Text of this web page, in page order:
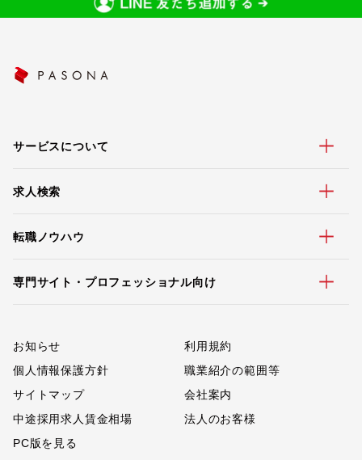
サービスについて
求人検索
転職ノウハウ
専門サイト・プロフェッショナル向け
お知らせ
利用規約
個人情報保護方針
職業紹介の範囲等
サイトマップ
会社案内
中途採用求人賃金相場
法人のお客様
PC版を見る